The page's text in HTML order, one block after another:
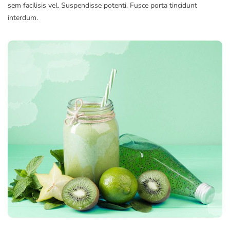
sem facilisis vel. Suspendisse potenti. Fusce porta tincidunt
interdum.